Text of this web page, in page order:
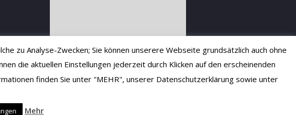
zu Analyse-Zwecken; Sie können unserere Webseite grundsätzlich auch ohne
die aktuellen Einstellungen jederzeit durch Klicken auf den erscheinenden
finden Sie unter "MEHR", unserer Datenschutzerklärung sowie unter
Mehr